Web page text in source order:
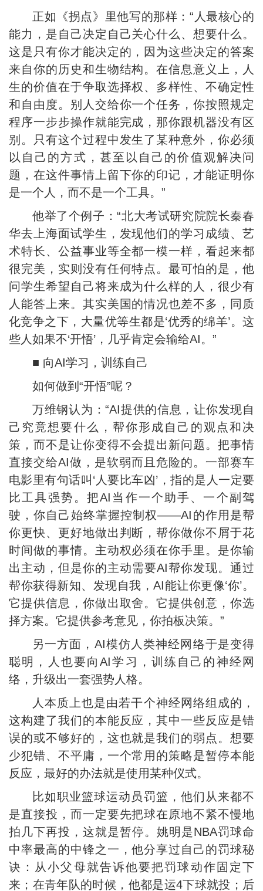
正如《拐点》里他写的那样：“人最核心的
能力，是自己决定自己关心什么、想要什么。
这是只有你才能决定的，因为这些决定的答案
来自你的历史和生物结构。在信息意义上，人
生的价值在于争取选择权、多样性、不确定性
和自由度。别人交给你一个任务，你按照规定
程序一步步操作就能完成，那你跟机器没有区
别。只有这个过程中发生了某种意外，你必须
以自己的方式，甚至以自己的价值观解决问
题，在这件事情上留下你的印记，才能证明你
是一个人，而不是一个工具。”
他举了个例子：“北大考试研究院院长秦春
华去上海面试学生，发现他们的学习成绩、艺
术特长、公益事业等全都一模一样，看起来都
很完美，实则没有任何特点。最可怕的是，他
问学生希望自己将来成为什么样的人，很少有
人能答上来。其实美国的情况也差不多，同质
化竞争之下，大量优等生都是‘优秀的绵羊’。这
些人如果不‘开悟’，几乎肯定会输给AI。”
■ 向AI学习，训练自己
如何做到“开悟”呢？
万维钢认为：“AI提供的信息，让你发现自
己究竟想要什么，帮你形成自己的观点和决
策，而不是让你变得不会提出新问题。把事情
直接交给AI做，是软弱而且危险的。一部赛车
电影里有句话叫‘人要比车凶’，指的是人一定要
比工具强势。把AI当作一个助手、一个副驾
驶，你自己始终掌握控制权——AI的作用是帮
你更快、更好地做出判断，帮你做你不屑于花
时间做的事情。主动权必须在你手里。是你输
出主动，但是你的主动需要AI帮你发现。通过
帮你获得新知、发现自我，AI能让你更像‘你’。
它提供信息，你做出取舍。它提供创意，你选
择方案。它提供参考意见，你拍板决策。”
另一方面，AI模仿人类神经网络于是变得
聪明，人也要向AI学习，训练自己的神经网
络，升级出一套强势人格。
人本质上也是由若干个神经网络组成的，
这构建了我们的本能反应，其中一些反应是错
误的或不够好的，这也就是我们的弱点。想要
少犯错、不平庸，一个常用的策略是暂停本能
反应，最好的办法就是使用某种仪式。
比如职业篮球运动员罚篮，他们从来都不
是直接投，而一定要先把球在原地不紧不慢地
拍几下再投，这就是暂停。姚明是NBA罚球命
中率最高的中锋之一，他分享过自己的罚球秘
诀：从小父母就告诉他要把罚球动作固定下
来；在青年队的时候，他都是运4下球就投；后